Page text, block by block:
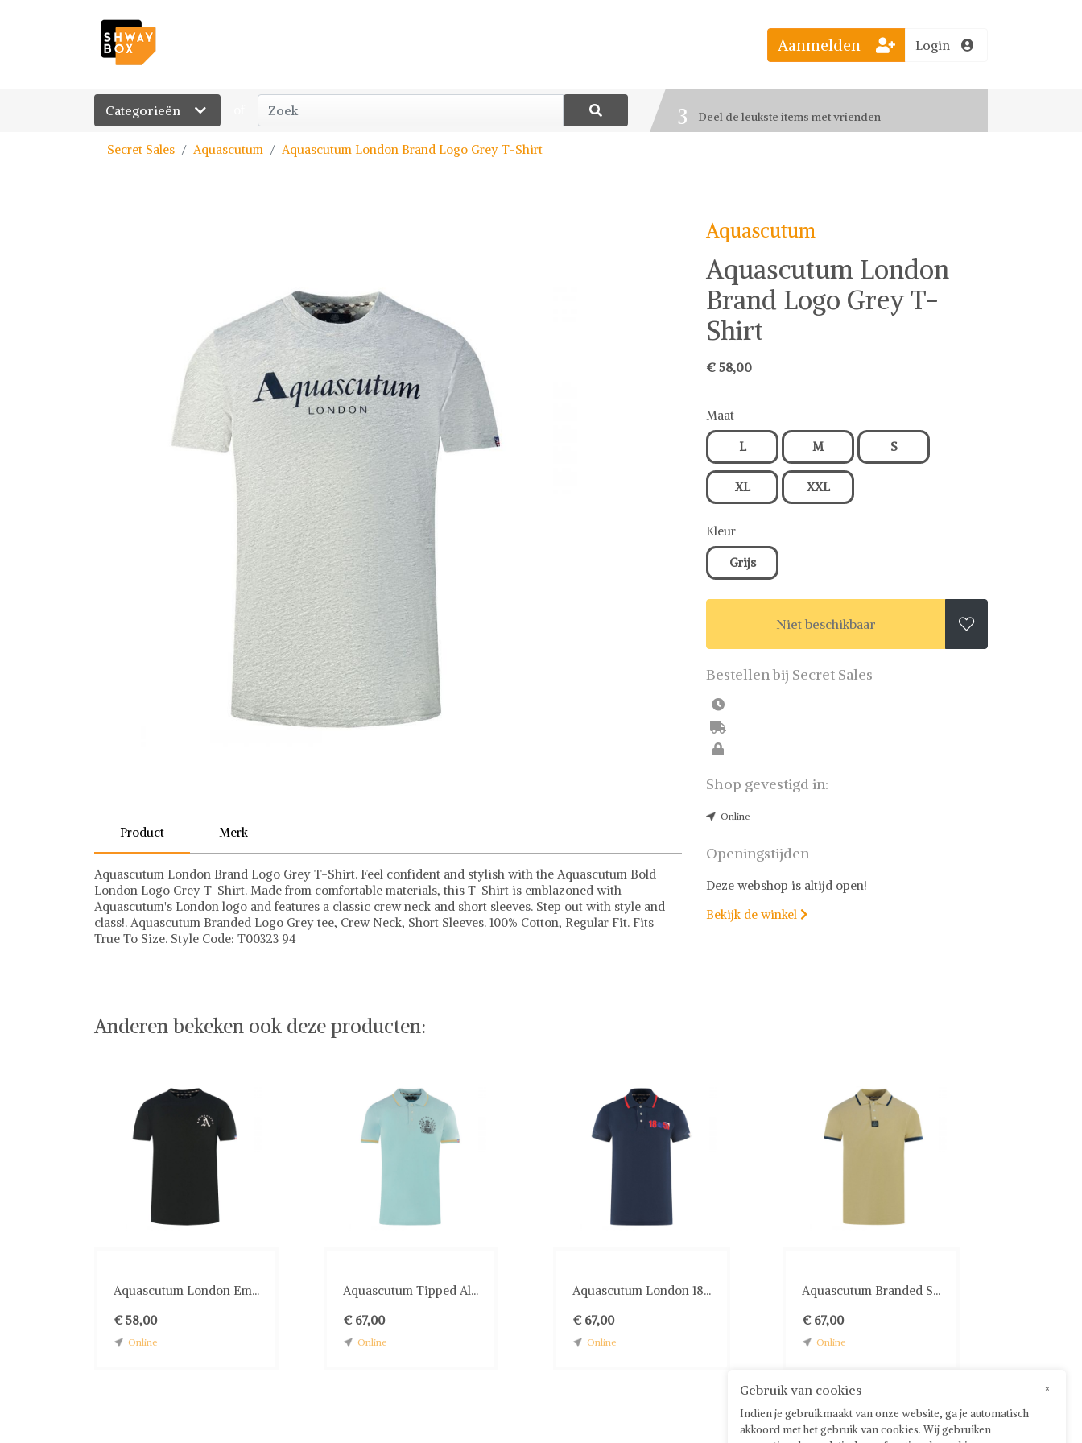
Categorieën
Blijf up-to-date van nieuwe releases
3 Deel de leukste items met vrienden
Aanmelden Login
Secret Sales Aquascutum Aquascutum London Brand Logo Grey T-Shirt
Product Merk
Aquascutum London Brand Logo Grey T-Shirt. Feel confident and stylish with the Aquascutum Bold
London Logo Grey T-Shirt. Made from comfortable materials, this T-Shirt is emblazoned with
Aquascutum's London logo and features a classic crew neck and short sleeves. Step out with style and
class!. Aquascutum Branded Logo Grey tee, Crew Neck, Short Sleeves. 100% Cotton, Regular Fit. Fits
True To Size. Style Code: T00323 94
Aquascutum
Aquascutum London
Brand Logo Grey T-
Shirt
€ 58,00
Maat
L M S
XL XXL
Kleur
Grijs
Niet beschikbaar 
Bestellen bij Secret Sales
Shop gevestigd in:
Online
Openingstijden
Deze webshop is altijd open!
Bekijk de winkel 
Anderen bekeken ook deze producten:
Aquascutum London Em...
€ 58,00
Online
Aquascutum Tipped Al...
€ 67,00
Online
Aquascutum London 18...
€ 67,00
Online
Aquascutum Branded S...
€ 67,00
Online
×
Gebruik van cookies
Indien je gebruikmaakt van onze website, ga je automatisch
akkoord met het gebruik van cookies. Wij gebruiken